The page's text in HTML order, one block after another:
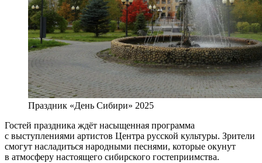
Праздник «День Сибири» 2025
Гостей праздника ждёт насыщенная программа
с выступлениями артистов Центра русской культуры. Зрители
смогут насладиться народными песнями, которые окунут
в атмосферу настоящего сибирского гостеприимства.